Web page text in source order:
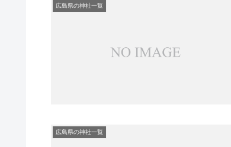
広島県の神社一覧
広島県の神社一覧